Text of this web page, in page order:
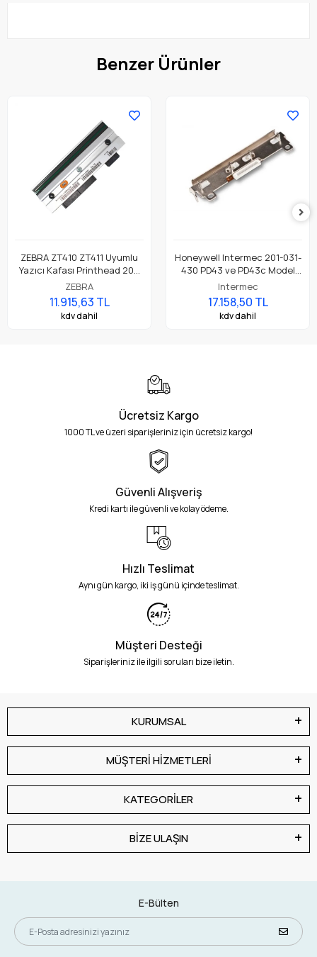
Benzer Ürünler
ZEBRA ZT410 ZT411 Uyumlu
Yazıcı Kafası Printhead 203
Dpi Parça No: P1058930-009
ZEBRA
11.915,63 TL
kdv dahil
Honeywell Intermec 201-031-
430 PD43 ve PD43c Model
Barkod Etiket Yazıcı 203 Dpi
Termal Baskı Kafası
Intermec
17.158,50 TL
kdv dahil
Ücretsiz Kargo
1000 TL ve üzeri siparişleriniz için ücretsiz kargo!
Güvenli Alışveriş
Kredi kartı ile güvenli ve kolay ödeme.
Hızlı Teslimat
Aynı gün kargo, iki iş günü içinde teslimat.
Müşteri Desteği
Siparişleriniz ile ilgili soruları bize iletin.
KURUMSAL
MÜŞTERİ HİZMETLERİ
KATEGORİLER
BİZE ULAŞIN
E-Bülten